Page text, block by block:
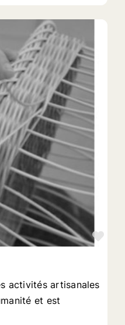
activités artisanales
et est